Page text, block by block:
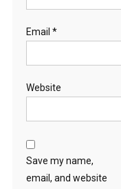
Email *
Website
Save my name,
email, and website